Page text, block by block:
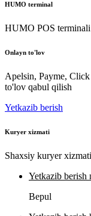
HUMO terminal
HUMO POS
Onlayn to'lov
Apelsin, Payme,
to'lov qabul qilish
Yetkazib berish
Kuryer xizmati
Shaxsiy kuryer
Yetkazib berish
Bepul